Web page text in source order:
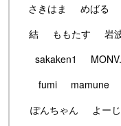
さきはま
めばる
結
ももたす 岩
sakaken1
fumi
mamune
ぽんちゃん
よーじ